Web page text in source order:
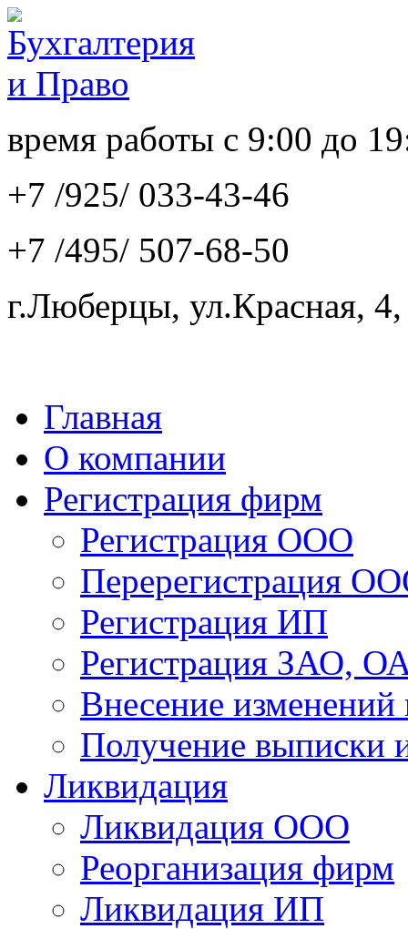
время работы с 9:00 до
+7 /925/ 033-43-46
+7 /495/ 507-68-50
г.Люберцы, ул.Красная,
Главная
О компании
Регистрация фирм
Регистрация ООО
Перерегистрация
Регистрация ИП
Регистрация ЗАО,
Внесение
Получение
Ликвидация
Ликвидация ООО
Реорганизация фирм
Ликвидация ИП